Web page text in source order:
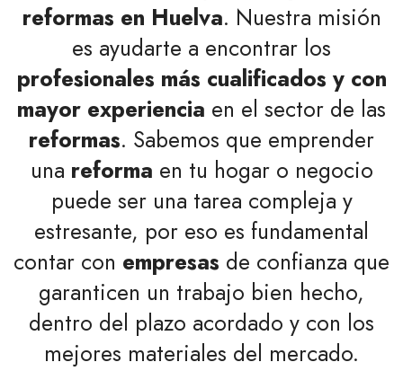
reformas en Huelva. Nuestra misión
es ayudarte a encontrar los
profesionales más cualificados y con
mayor experiencia en el sector de las
reformas. Sabemos que emprender
una reforma en tu hogar o negocio
puede ser una tarea compleja y
estresante, por eso es fundamental
contar con empresas de confianza que
garanticen un trabajo bien hecho,
dentro del plazo acordado y con los
mejores materiales del mercado.